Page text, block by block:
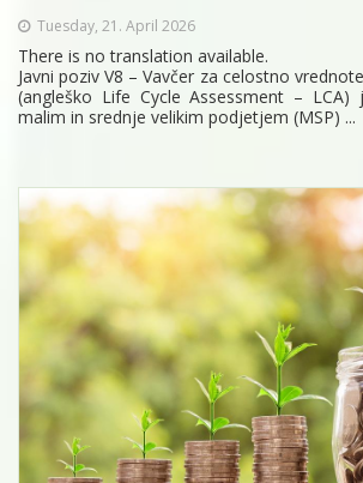
Tuesday, 21. April 2026
There is no translation available.
Javni poziv V8 – Vavčer za celostno
(angleško Life Cycle Assessment – LCA)
malim in srednje velikim podjetjem (MSP) ...